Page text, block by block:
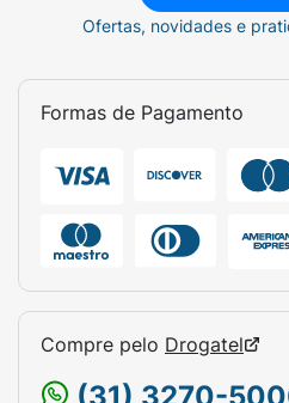
Ofertas, novidades e
Formas de Pagamento
Compre pelo Drogatel